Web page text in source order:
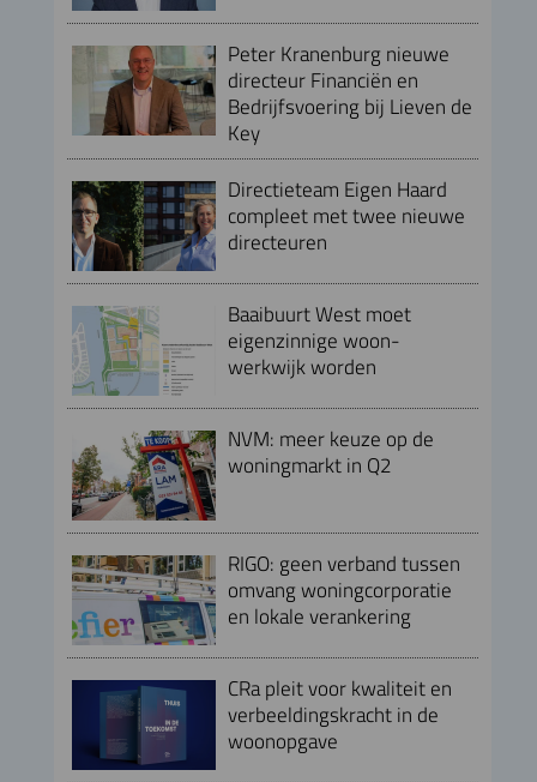
Peter Kranenburg nieuwe
directeur Financiën en
Bedrijfsvoering bij Lieven de
Key
Directieteam Eigen Haard
compleet met twee nieuwe
directeuren
Baaibuurt West moet
eigenzinnige woon-
werkwijk worden
NVM: meer keuze op de
woningmarkt in Q2
RIGO: geen verband tussen
omvang woningcorporatie
en lokale verankering
CRa pleit voor kwaliteit en
verbeeldingskracht in de
woonopgave